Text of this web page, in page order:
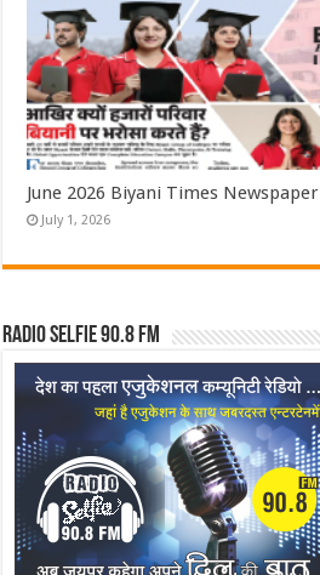
June 2026 Biyani Times Newspaper
July 1, 2026
Radio Selfie 90.8 FM